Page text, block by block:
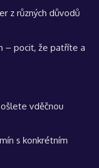
z různých důvodů
– pocit, že patříte a
vděčnou
s konkrétním